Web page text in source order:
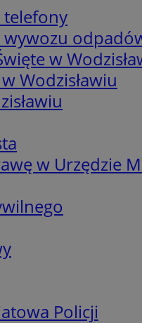
telefony
w
Wodzisławiu
w Urzędzie
Policji